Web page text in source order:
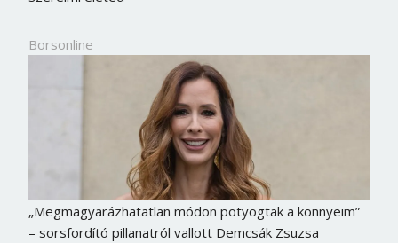
Borsonline
„Megmagyarázhatatlan módon potyogtak a könnyeim”
– sorsfordító pillanatról vallott Demcsák Zsuzsa